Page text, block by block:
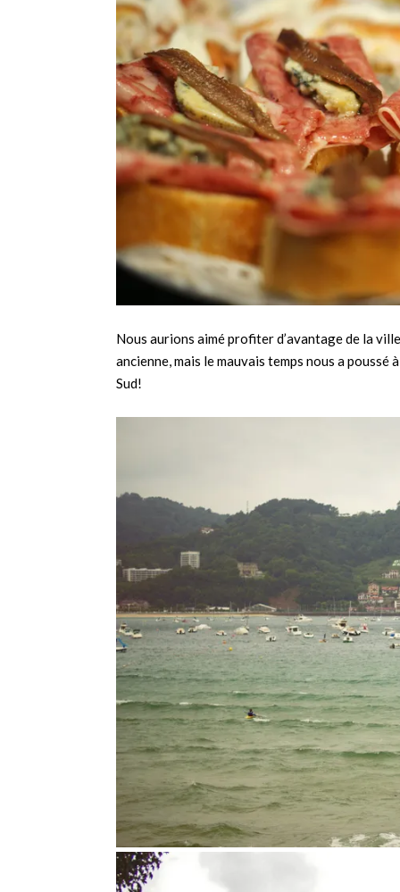
Nous aurions aimé profiter d’avantage de la
ancienne, mais le mauvais temps nous a
Sud!